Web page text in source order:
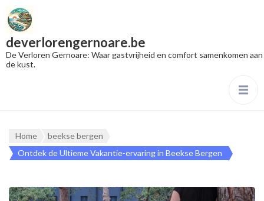
deverlorengernoare.be
De Verloren Gernoare: Waar gastvrijheid en comfort samenkomen aan
de kust.
Home
beekse bergen
Ontdek de Ultieme Vakantie-ervaring in Beekse Bergen